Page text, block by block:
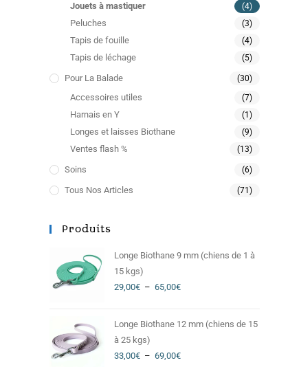
Jouets à mastiquer (4)
Peluches (3)
Tapis de fouille (4)
Tapis de léchage (5)
Pour La Balade (30)
Accessoires utiles (7)
Harnais en Y (1)
Longes et laisses Biothane (9)
Ventes flash % (13)
Soins (6)
Tous Nos Articles (71)
Produits
Longe Biothane 9 mm (chiens de 1 à
15 kgs)
29,00€ – 65,00€
Longe Biothane 12 mm (chiens de 15
à 25 kgs)
33,00€ – 69,00€